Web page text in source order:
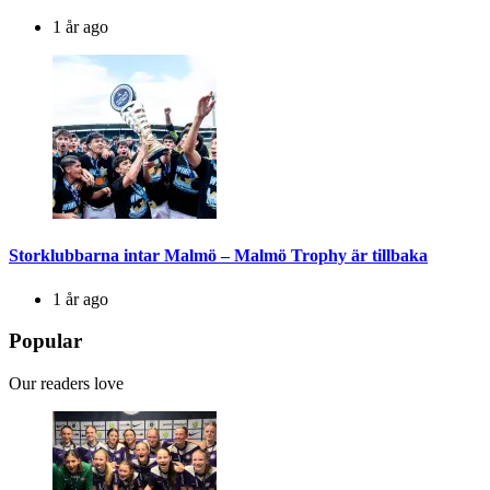
1 år ago
Storklubbarna intar Malmö – Malmö Trophy är tillbaka
1 år ago
Popular
Our readers love